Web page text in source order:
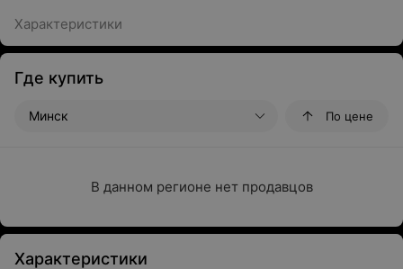
Характеристики
Где купить
Минск По цене
В данном регионе нет продавцов
Характеристики